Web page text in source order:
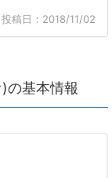
投稿日：2018/11/02
の基本情報